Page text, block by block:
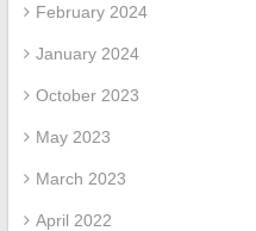
February 2024
January 2024
October 2023
May 2023
March 2023
April 2022